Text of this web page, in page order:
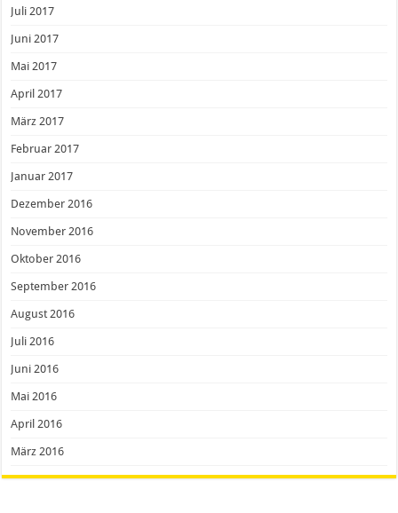
Juli 2017
Juni 2017
Mai 2017
April 2017
März 2017
Februar 2017
Januar 2017
Dezember 2016
November 2016
Oktober 2016
September 2016
August 2016
Juli 2016
Juni 2016
Mai 2016
April 2016
März 2016